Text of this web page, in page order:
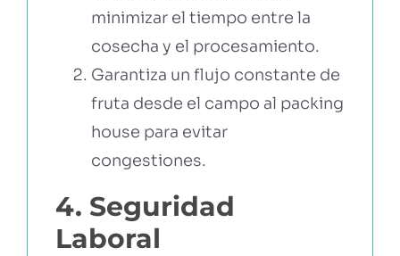
minimizar el tiempo entre la
cosecha y el procesamiento.
Garantiza un flujo constante de
fruta desde el campo al packing
house para evitar
congestiones.
4. Seguridad
Laboral